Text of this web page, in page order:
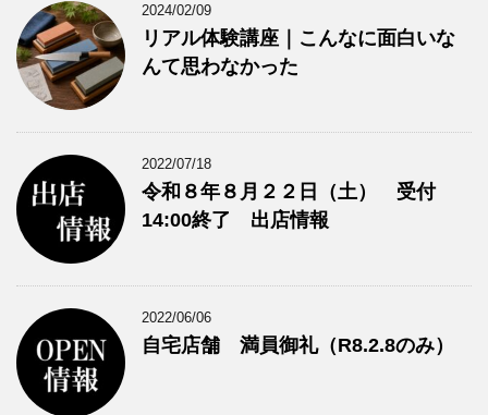
2024/02/09
リアル体験講座｜こんなに面白いな
んて思わなかった
2022/07/18
令和８年８月２２日（土） 受付
14:00終了 出店情報
2022/06/06
自宅店舗 満員御礼（R8.2.8のみ）